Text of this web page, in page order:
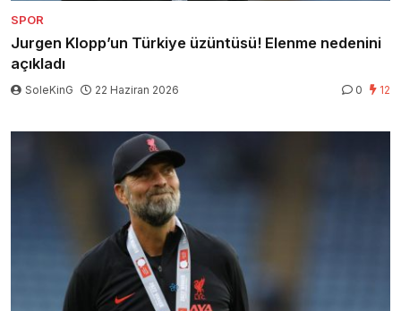
SPOR
Jurgen Klopp’un Türkiye üzüntüsü! Elenme nedenini
açıkladı
SoleKinG 22 Haziran 2026 0 12